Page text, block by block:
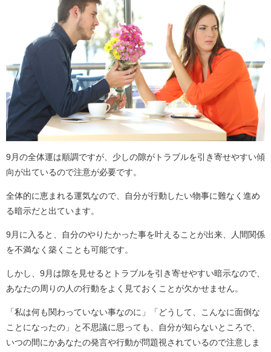
9月の全体運は順調ですが、少しの隙がトラブルを引き寄せやすい傾
向が出ているので注意が必要です。
全体的に恵まれる運気なので、自分が行動したい物事に難なく進め
る暗示だと出ています。
9月に入ると、自分のやりたかった事を叶えることが出来、人間関係
を不満なく築くことも可能です。
しかし、9月は隙を見せるとトラブルを引き寄せやすい暗示なので、
あなたの周りの人の行動をよく見ておくことが欠かせません。
「私は何も関わっていない事なのに」「どうして、こんなに面倒な
ことになったの」と不思議に思っても、自分が知らないところで、
いつの間にかあなたの発言や行動が問題視されているので注意しま